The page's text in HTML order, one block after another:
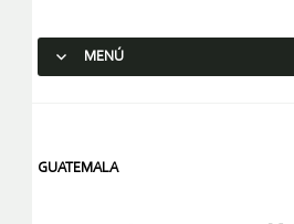
MENÚ
GUATEMALA